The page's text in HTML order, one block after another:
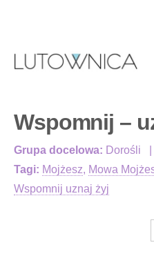
Wspomnij –
Grupa docelowa: Dorośli
Tagi: Mojżesz, Mowa
Wspomnij uznaj żyj